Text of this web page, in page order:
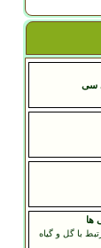
سی
ها
با گل و گیاه